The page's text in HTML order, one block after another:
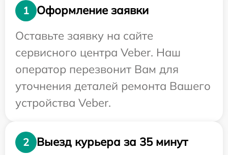
1
Оформление заявки
Оставьте заявку на сайте
сервисного центра Veber. Наш
оператор перезвонит Вам для
уточнения деталей ремонта Вашего
устройства Veber.
2
Выезд курьера за 35 минут